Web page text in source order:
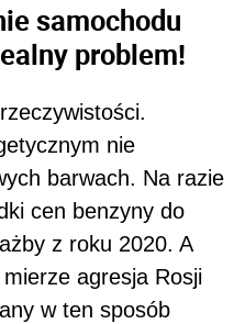
samochodu
problem!
nie
barwach. Na razie
cen benzyny do
z roku 2020. A
agresja Rosji
w ten sposób